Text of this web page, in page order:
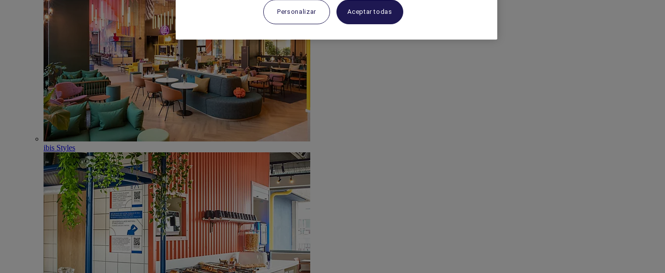
ibis Styles
Personalizar Aceptar todas